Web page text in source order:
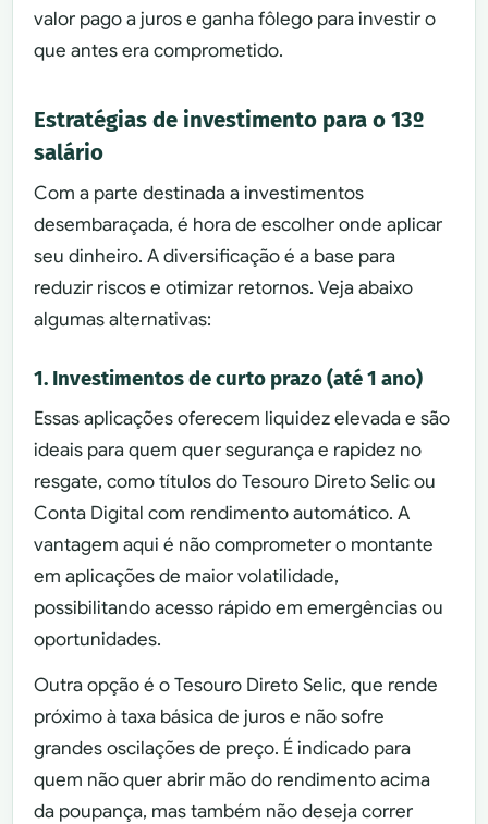
valor pago a juros e ganha fôlego para investir o
que antes era comprometido.
Estratégias de investimento para o 13º
salário
Com a parte destinada a investimentos
desembaraçada, é hora de escolher onde aplicar
seu dinheiro. A diversificação é a base para
reduzir riscos e otimizar retornos. Veja abaixo
algumas alternativas:
1. Investimentos de curto prazo (até 1 ano)
Essas aplicações oferecem liquidez elevada e são
ideais para quem quer segurança e rapidez no
resgate, como títulos do Tesouro Direto Selic ou
Conta Digital com rendimento automático. A
vantagem aqui é não comprometer o montante
em aplicações de maior volatilidade,
possibilitando acesso rápido em emergências ou
oportunidades.
Outra opção é o Tesouro Direto Selic, que rende
próximo à taxa básica de juros e não sofre
grandes oscilações de preço. É indicado para
quem não quer abrir mão do rendimento acima
da poupança, mas também não deseja correr